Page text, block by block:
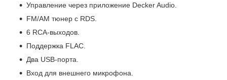
Управление через приложение Decker Audio.
FM/AM тюнер с RDS.
6 RCA-выходов.
Поддержка FLAC.
Два USB-порта.
Вход для внешнего микрофона.